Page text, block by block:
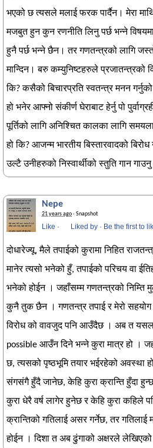
भएको छ त्यसले मलाई फरक पार्दैन। मेरा
मजबुत हुन कुन रणनीति लिनु पर्छ भन्ने
हुनै पर्छ भन्ने छैन। तर गणतन्त्रको लागि
मान्दिन। बरु कम्युनिष्टहरुले प्रजातन्त्रको
कि? कसैको बिचारप्रति स्वतन्त्र मनन
हो भनेर आफ्नो संकीर्ण घेराबाट हेर्नु पो
पूर्तिको लागि अनिश्चित कालका लागि
हो कि? आजन्म भारतीय बिस्तारवादको
उल्टै उनीहरुको निस्वार्थीको स्तुति गान
Nepe
21 years ago· Snapshot
Like · Liked by · Be the first to
दोधारेज्यू, मैले तपाईको कुरामा निहित
मानेर त्यसो भनेको हुँ, तपाईको परिचय वा
भनेको होईन । जहाँसम्म गणतन्त्रको निम्ति
कुनै तुक छैन । गणतन्त्र तपाई र मेरो सहयोग
विरोध को वावजुद पनि आउँदैछ । अब त
possible आउँन दिने भन्ने कुरा मात्र हो ।
छ, त्यसको पृष्ठभूमि तयार भईरहेको अवस्था
संगसंगै हुँदै जानेछ, केहि कुरा क्रान्ति हुँदा
कुरा धेरै वर्ष लागेर हुनेछ र केहि कुरा कहिले
क्रान्तिको गतिलाई असर गर्नेछ, तर गतिलाई
होईन । दिशा त अब ढुंगाको अक्षरले लेखिएको